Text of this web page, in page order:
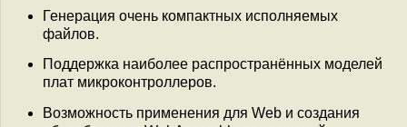
Генерация очень компактных исполняемых
файлов.
Поддержка наиболее распространённых моделей
плат микроконтроллеров.
Возможность применения для Web и создания